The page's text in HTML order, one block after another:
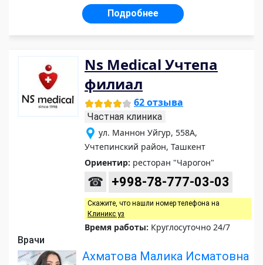
Подробнее
Ns Medical Учтепа
филиал
62 отзыва
Частная клиника
ул. Маннон Уйгур, 558А,
Учтепинский район, Ташкент
Ориентир: ресторан "Чарогон"
☎ +998-78-777-03-03
Скажите, что нашли номер телефона на
Клиникс уз
Время работы: Круглосуточно 24/7
Врачи
Ахматова Малика Исматовна